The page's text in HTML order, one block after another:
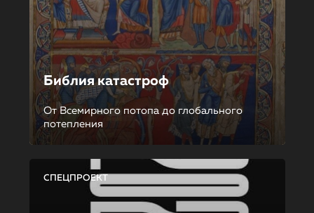
Библия катастроф
От Всемирного потопа до глобального
потепления
СПЕЦПРОЕКТ